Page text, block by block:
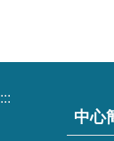
:::
中心